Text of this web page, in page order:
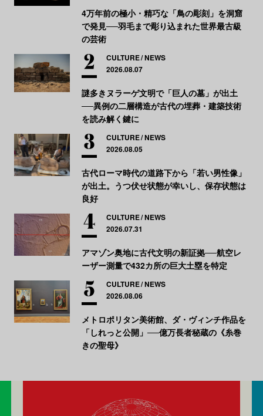
4万年前の極小・精巧な「鳥の彫刻」を洞窟
で発見──羽毛まで彫り込まれた世界最古級
の芸術
CULTURE NEWS
2026.08.07
謎多きヌラーゲ文明で「巨人の墓」が出土
──異例の二層構造が古代の埋葬・建築技術
を読み解く鍵に
CULTURE NEWS
2026.08.05
古代ローマ時代の道路下から「若い男性像」
が出土。うつ伏せ状態が幸いし、保存状態は
良好
CULTURE NEWS
2026.07.31
アマゾン奥地に古代文明の新証拠──航空レ
ーザー測量で432カ所の巨大土塁を特定
CULTURE NEWS
2026.08.06
メトロポリタン美術館、ダ・ヴィンチ作品を
「しれっと公開」──億万長者秘蔵の《糸巻
きの聖母》